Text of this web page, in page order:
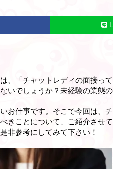
、「チャットレディの面接っ
いでしょうか？未経験の業態
お仕事です。そこで今回は、
きことについて、ご紹介させ
非参考にしてみて下さい！